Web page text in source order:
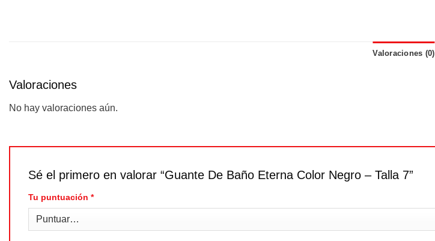
Valoraciones (0)
Valoraciones
No hay valoraciones aún.
Sé el primero en valorar “Guante De Baño Eterna Color Negro – Talla 7”
Tu puntuación *